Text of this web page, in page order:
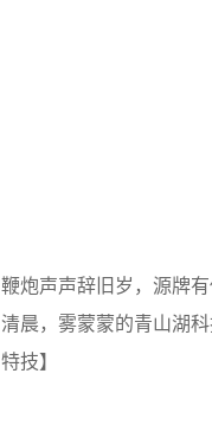
鞭炮声声辞旧岁， 源牌
清晨，雾蒙蒙的青山湖
特技】